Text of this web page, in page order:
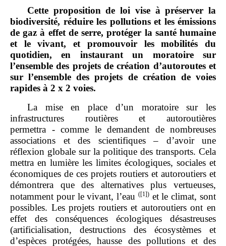
Cette proposition de loi vise à préserver la
biodiversité, réduire les pollutions et les émissions
de gaz à effet de serre, protéger la santé humaine
et le vivant, et promouvoir les mobilités du
quotidien, en instaurant un moratoire sur
l’ensemble des projets de création d’autoroutes et
sur l’ensemble des projets de création de voies
rapides à 2 x 2 voies.
La mise en place d’un moratoire sur les
infrastructures routières et autoroutières
permettra - comme le demandent de nombreuses
associations et des scientifiques – d’avoir une
réflexion globale sur la politique des transports. Cela
mettra en lumière les limites écologiques, sociales et
économiques de ces projets routiers et autoroutiers et
démontrera que des alternatives plus vertueuses,
notamment pour le vivant, l’eau ([1])et le climat, sont
possibles. Les projets routiers et autoroutiers ont en
effet des conséquences écologiques désastreuses
(artificialisation, destructions des écosystèmes et
d’espèces protégées, hausse des pollutions et des